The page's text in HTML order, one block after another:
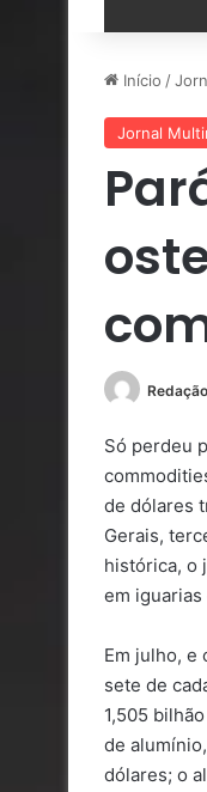
Início /
Jornal
Só perdeu
de dólares
Gerais,
histórica, o
em
Em julho,
sete de
1,505
de
dólares; o